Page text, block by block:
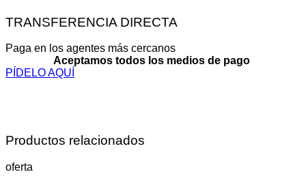
TRANSFERENCIA DIRECTA
Paga en los agentes más cercanos
Aceptamos todos los medios de pago
PÍDELO AQUÍ
Productos relacionados
oferta